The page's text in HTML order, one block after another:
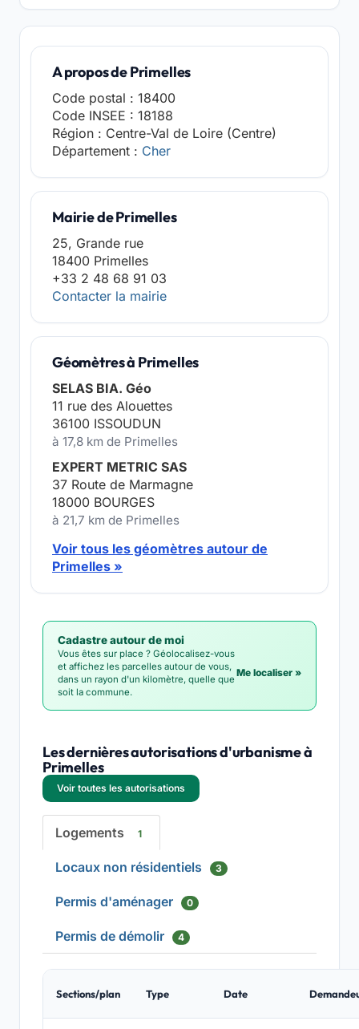
A propos de Primelles
Code postal : 18400
Code INSEE : 18188
Région : Centre-Val de Loire (Centre)
Département : Cher
Mairie de Primelles
25, Grande rue
18400 Primelles
+33 2 48 68 91 03
Contacter la mairie
Géomètres à Primelles
SELAS BIA. Géo
11 rue des Alouettes
36100 ISSOUDUN
à 17,8 km de Primelles
EXPERT METRIC SAS
37 Route de Marmagne
18000 BOURGES
à 21,7 km de Primelles
Voir tous les géomètres autour de
Primelles »
Cadastre autour de moi
Vous êtes sur place ? Géolocalisez-vous
et affichez les parcelles autour de vous,
dans un rayon d'un kilomètre, quelle que
soit la commune.
Me localiser »
Les dernières autorisations d'urbanisme à
Primelles
Voir toutes les autorisations
Logements 1
Locaux non résidentiels 3
Permis d'aménager 0
Permis de démolir 4
Sections/plan Type Date